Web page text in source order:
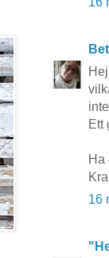
Ett
Ha
16